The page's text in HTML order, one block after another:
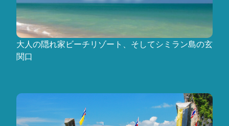
大人の隠れ家ビーチリゾート、そしてシミラン島の玄
関口